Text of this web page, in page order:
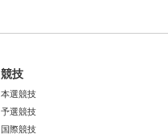
競技
本選競技
予選競技
国際競技